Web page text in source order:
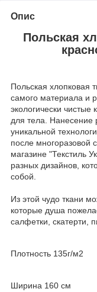
Опис
Польская
Польская хлопковая
самого материала и
экологически чистые
для тела. Нанесение
уникальной
после многоразовой
магазине "Текстиль
разных дизайнов,
собой.
Из этой чудо ткани
которые душа
салфетки, скатерти,
Плотность 135г/м2
Ширина 160 см